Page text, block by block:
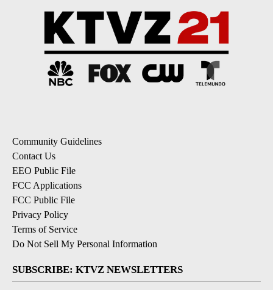
Community Guidelines
Contact Us
EEO Public File
FCC Applications
FCC Public File
Privacy Policy
Terms of Service
Do Not Sell My Personal Information
SUBSCRIBE: KTVZ NEWSLETTERS